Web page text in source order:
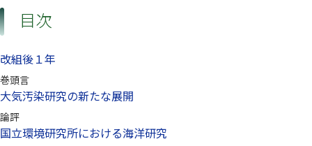
目次
改組後１年
巻頭言
大気汚染研究の新たな展開
論評
国立環境研究所における海洋研究